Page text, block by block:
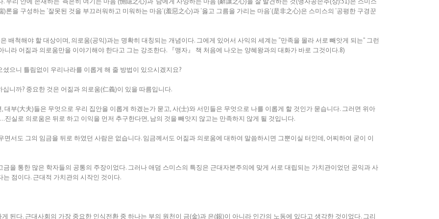
론을 구성하는 ‘잘못된 것을 부끄러워하고 미워하는 마음’(羞惡之心)과 ‘옳고 그름을 가리는 마음’(是非之心)은 스미스의 ‘공평한 구경꾼
배척해야 할 대상이며, 의로움(공익)과는 명확히 대칭되는 개념이다. 그에게 있어서 사익의 세계는 “만족을 몰라 서로 빼앗게 되는” 그런
라 어짊과 의로움만을 이야기해야 한다고 그는 강조한다. 『맹자』 책 처음에 나오는 양혜왕과의 대화가 바로 그것이다.8)
으니 틀림없이 우리나라를 이롭게 해 줄 방법이 있으시겠지요?
니까? 중요한 것은 어짊과 의로움(仁義)이 있을 따름입니다.
부(大夫)들은 무엇으로 우리 집안을 이롭게 하겠는가 묻고, 사(士)와 서민들은 무엇으로 나를 이롭게 할 것인가 묻습니다. 그러면 위아
실로 의로움은 뒤로 하고 이익을 먼저 추구한다면, 남의 것을 빼앗지 않고는 만족하지 않게 될 것입니다.
서도 그의 임금을 뒤로 하였던 사람은 없습니다. 임금께서도 어짊과 의로움에 대하여 말씀하시면 그뿐이실 터인데, 어찌하여 굳이 이
을 통한 많은 학자들의 공통의 주장이었다. 그러나 애덤 스미스의 특징은 근대자본주의에 맞게 서로 대립되는 가치관이었던 공익과 사
점이다. 근대적 가치관의 시작인 것이다.
된다. 근대사회의 가장 중요한 인식전환 중 하나는 부의 원천이 금(金)과 은(銀)이 아니라 인간의 노동에 있다고 생각한 것이었다. 그리